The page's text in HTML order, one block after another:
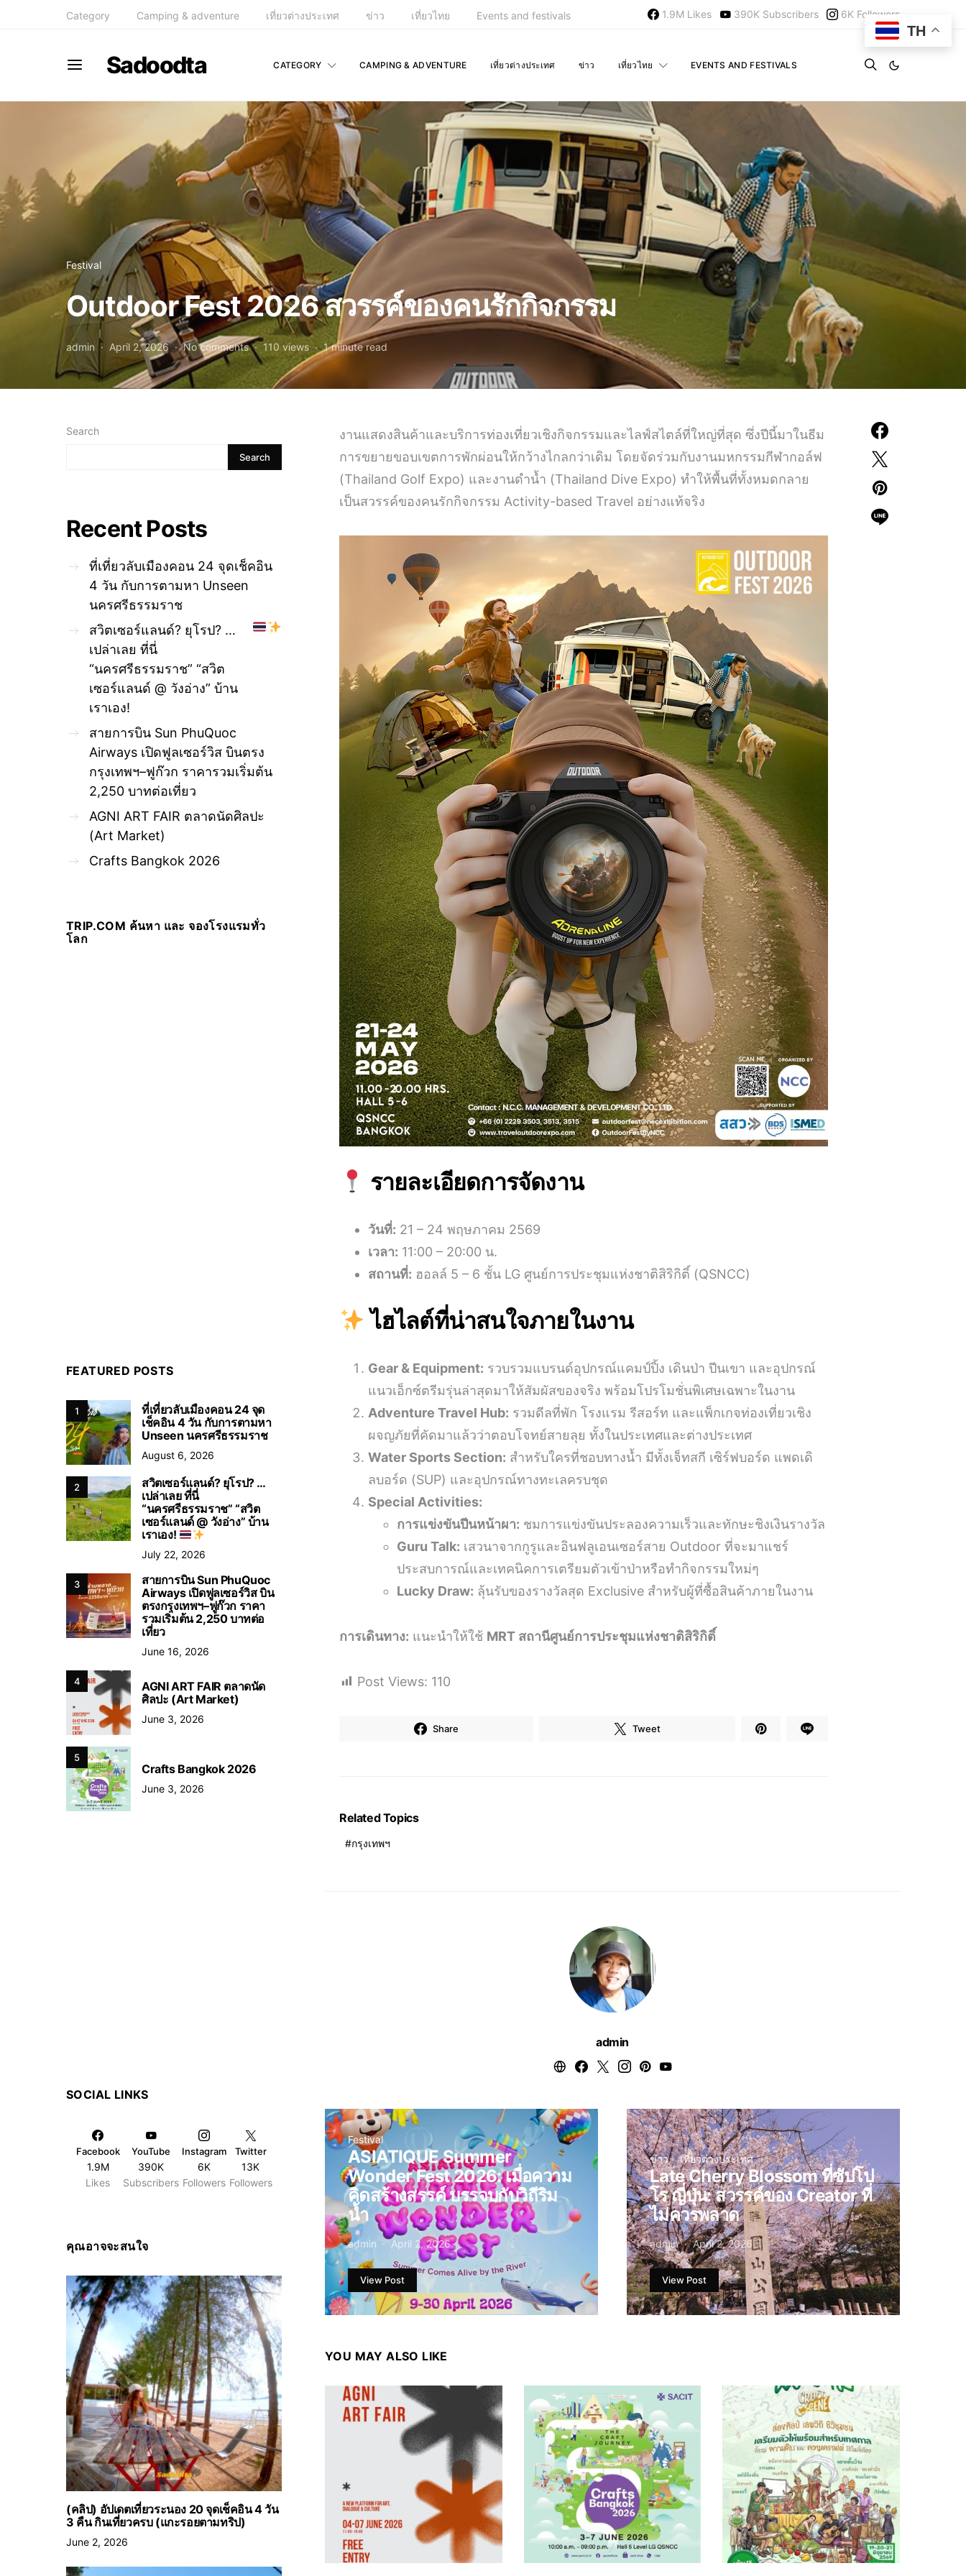
Category Camping & adventure เที่ยวต่างประเทศ ข่าว เที่ยวไทย Events and festivals 1.9M Likes 390K Subscribers 6K Followers
Sadoodta CATEGORY CAMPING & ADVENTURE เที่ยวต่างประเทศ ข่าว เที่ยวไทย EVENTS AND FESTIVALS
Festival
Outdoor Fest 2026 สวรรค์ของคนรักกิจกรรม
admin April 2, 2026 No comments 110 views 1 minute read
งานแสดงสินค้าและบริการท่องเที่ยวเชิงกิจกรรมและไลฟ์สไตล์ที่ใหญ่ที่สุด ซึ่งปีนี้มาในธีม
การขยายขอบเขตการพักผ่อนให้กว้างไกลกว่าเดิม โดยจัดร่วมกับงานมหกรรมกีฬากอล์ฟ
(Thailand Golf Expo) และงานดำน้ำ (Thailand Dive Expo) ทำให้พื้นที่ทั้งหมดกลาย
เป็นสวรรค์ของคนรักกิจกรรม Activity-based Travel อย่างแท้จริง
รายละเอียดการจัดงาน
วันที่: 21 – 24 พฤษภาคม 2569
เวลา: 11:00 – 20:00 น.
สถานที่: ฮอลล์ 5 – 6 ชั้น LG ศูนย์การประชุมแห่งชาติสิริกิติ์ (QSNCC)
ไฮไลต์ที่น่าสนใจภายในงาน
Gear & Equipment: รวบรวมแบรนด์อุปกรณ์แคมป์ปิ้ง เดินป่า ปีนเขา และอุปกรณ์
แนวเอ็กซ์ตรีมรุ่นล่าสุดมาให้สัมผัสของจริง พร้อมโปรโมชั่นพิเศษเฉพาะในงาน
Adventure Travel Hub: รวมดีลที่พัก โรงแรม รีสอร์ท และแพ็กเกจท่องเที่ยวเชิง
ผจญภัยที่คัดมาแล้วว่าตอบโจทย์สายลุย ทั้งในประเทศและต่างประเทศ
Water Sports Section: สำหรับใครที่ชอบทางน้ำ มีทั้งเจ็ทสกี เซิร์ฟบอร์ด แพดเดิ
ลบอร์ด (SUP) และอุปกรณ์ทางทะเลครบชุด
Special Activities:
การแข่งขันปีนหน้าผา: ชมการแข่งขันประลองความเร็วและทักษะชิงเงินรางวัล
Guru Talk: เสวนาจากกูรูและอินฟลูเอนเซอร์สาย Outdoor ที่จะมาแชร์
ประสบการณ์และเทคนิคการเตรียมตัวเข้าป่าหรือทำกิจกรรมใหม่ๆ
Lucky Draw: ลุ้นรับของรางวัลสุด Exclusive สำหรับผู้ที่ซื้อสินค้าภายในงาน
การเดินทาง: แนะนำให้ใช้ MRT สถานีศูนย์การประชุมแห่งชาติสิริกิติ์
Post Views: 110
Share Tweet
Related Topics
กรุงเทพฯ
admin
Festival
ASIATIQUE Summer
Wonder Fest 2026: เมื่อความ
คิดสร้างสรรค์ บรรจบกับวิถีริม
น้ำ
admin April 2, 2026
View Post
ข่าว เที่ยวต่างประเทศ
Late Cherry Blossom ที่ซัปโป
โร ญี่ปุ่น: สวรรค์ของ Creator ที่
ไม่ควรพลาด
admin April 2, 2026
View Post
YOU MAY ALSO LIKE
Search
Search
Recent Posts
ที่เที่ยวลับเมืองคอน 24 จุดเช็คอิน
4 วัน กับการตามหา Unseen
นครศรีธรรมราช
สวิตเซอร์แลนด์? ยุโรป? …
เปล่าเลย ที่นี่
“นครศรีธรรมราช” “สวิต
เซอร์แลนด์ @ วังอ่าง” บ้าน
เราเอง!
สายการบิน Sun PhuQuoc
Airways เปิดฟูลเซอร์วิส บินตรง
กรุงเทพฯ–ฟูก๊วก ราคารวมเริ่มต้น
2,250 บาทต่อเที่ยว
AGNI ART FAIR ตลาดนัดศิลปะ
(Art Market)
Crafts Bangkok 2026
TRIP.COM ค้นหา และ จองโรงแรมทั่ว
โลก
FEATURED POSTS
1
ที่เที่ยวลับเมืองคอน 24 จุด
เช็คอิน 4 วัน กับการตามหา
Unseen นครศรีธรรมราช
August 6, 2026
2
สวิตเซอร์แลนด์? ยุโรป? …
เปล่าเลย ที่นี่
“นครศรีธรรมราช” “สวิต
เซอร์แลนด์ @ วังอ่าง” บ้าน
เราเอง!
July 22, 2026
3
สายการบิน Sun PhuQuoc
Airways เปิดฟูลเซอร์วิส บิน
ตรงกรุงเทพฯ–ฟูก๊วก ราคา
รวมเริ่มต้น 2,250 บาทต่อ
เที่ยว
June 16, 2026
4
AGNI ART FAIR ตลาดนัด
ศิลปะ (Art Market)
June 3, 2026
5
Crafts Bangkok 2026
June 3, 2026
SOCIAL LINKS
Facebook
1.9M
Likes
YouTube
390K
Subscribers
Instagram
6K
Followers
Twitter
13K
Followers
คุณอาจจะสนใจ
(คลิป) อัปเดตเที่ยวระนอง 20 จุดเช็คอิน 4 วัน
3 คืน กินเที่ยวครบ (แกะรอยตามทริป)
June 2, 2026
TH